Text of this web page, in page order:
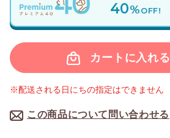
カートに入れる
この商品について問い合わせる
※配送される日にちの指定はできません
40%OFF!